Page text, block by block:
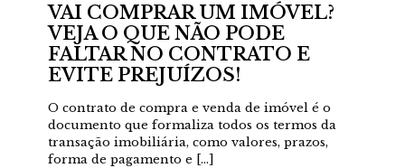
VAI COMPRAR UM IMÓVEL?
VEJA O QUE NÃO PODE
FALTAR NO CONTRATO E
EVITE PREJUÍZOS!
O contrato de compra e venda de imóvel é o
documento que formaliza todos os termos da
transação imobiliária, como valores, prazos,
forma de pagamento e […]